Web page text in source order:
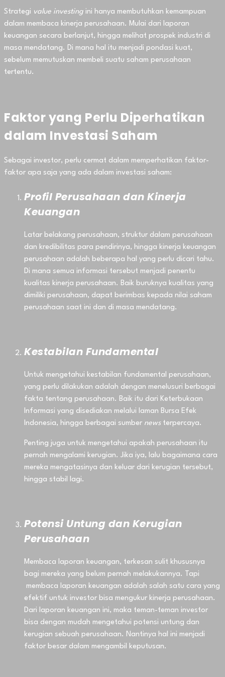
Strategi value investing ini hanya membutuhkan kemampuan
dalam membaca kinerja perusahaan. Mulai dari laporan
keuangan secara berlanjut, hingga melihat prospek industri di
masa mendatang. Di mana hal itu menjadi pondasi kuat,
sebelum memutuskan membeli suatu saham perusahaan
tertentu.
Faktor yang Perlu Diperhatikan
dalam Investasi Saham
Sebagai investor, perlu cermat dalam memperhatikan faktor-
faktor apa saja yang ada dalam investasi saham:
Profil Perusahaan dan Kinerja
Keuangan
Latar belakang perusahaan, struktur dalam perusahaan
dan kredibilitas para pendirinya, hingga kinerja keuangan
perusahaan adalah beberapa hal yang perlu dicari tahu.
Di mana semua informasi tersebut menjadi penentu
kualitas kinerja perusahaan. Baik buruknya kualitas yang
dimiliki perusahaan, dapat berimbas kepada nilai saham
perusahaan saat ini dan di masa mendatang.
Kestabilan Fundamental
Untuk mengetahui kestabilan fundamental perusahaan,
yang perlu dilakukan adalah dengan menelusuri berbagai
fakta tentang perusahaan. Baik itu dari Keterbukaan
Informasi yang disediakan melalui laman Bursa Efek
Indonesia, hingga berbagai sumber news terpercaya.
Penting juga untuk mengetahui apakah perusahaan itu
pernah mengalami kerugian. Jika iya, lalu bagaimana cara
mereka mengatasinya dan keluar dari kerugian tersebut,
hingga stabil lagi.
Potensi Untung dan Kerugian
Perusahaan
Membaca laporan keuangan, terkesan sulit khususnya
bagi mereka yang belum pernah melakukannya. Tapi
membaca laporan keuangan adalah salah satu cara yang
efektif untuk investor bisa mengukur kinerja perusahaan.
Dari laporan keuangan ini, maka teman-teman investor
bisa dengan mudah mengetahui potensi untung dan
kerugian sebuah perusahaan. Nantinya hal ini menjadi
faktor besar dalam mengambil keputusan.